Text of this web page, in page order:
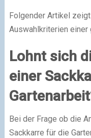
Folgender Artikel
Auswahlkriterien einer
Lohnt sich
einer
Bei der Frage ob die
Sackkarre für die